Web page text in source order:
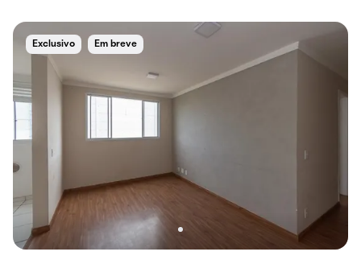
Exclusivo Em breve